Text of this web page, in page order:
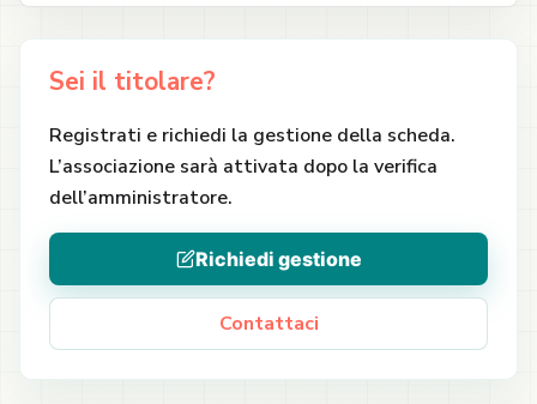
Sei il titolare?
Registrati e richiedi la gestione della scheda.
L’associazione sarà attivata dopo la verifica
dell’amministratore.
Richiedi gestione
Contattaci